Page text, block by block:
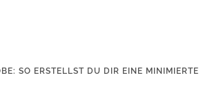
SO ERSTELLST DU DIR EINE MINIMIERTE